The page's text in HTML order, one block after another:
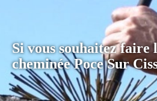
Si vous souhaitez faire
cheminée Poce Sur